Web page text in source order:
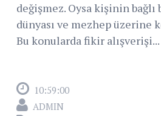
değişmez. Oysa kişinin
dünyası ve mezhep üzerine
Bu konularda fikir alışverişi...
10:59:00
ADMIN